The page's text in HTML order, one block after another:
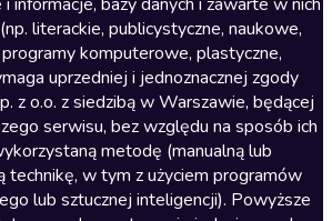
literackie, publicystyczne, naukowe,
komputerowe, plastyczne,
uprzedniej i jednoznacznej zgody
z o.o. z siedzibą w Warszawie, będącej
serwisu, bez względu na sposób ich
metodę (manualną lub
technikę, w tym z użyciem programów
lub sztucznej inteligencji). Powyższe